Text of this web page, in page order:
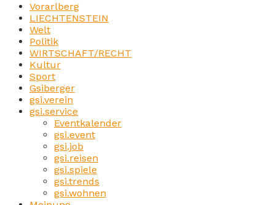
Vorarlberg
LIECHTENSTEIN
Welt
Politik
WIRTSCHAFT/RECHT
Kultur
Sport
Gsiberger
gsi.verein
gsi.service
Eventkalender
gsi.event
gsi.job
gsi.reisen
gsi.spiele
gsi.trends
gsi.wohnen